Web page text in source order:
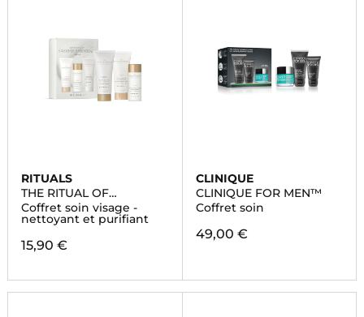
RITUALS
THE RITUAL OF
NAMASTE
Coffret soin visage -
nettoyant et purifiant
15,90 €
CLINIQUE
CLINIQUE FOR MEN™
Coffret soin
49,00 €